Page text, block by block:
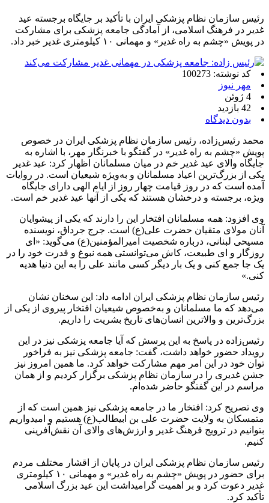
رئیس سازمان نظام پزشکی ایران با تأکید بر جایگاه برجسته عید
غدیر در فرهنگ اسلامی، از آمادگی جامعه پزشکی برای مشارکت
در پویش «چشم به راه غدیر» و مهمانی ۱۰ کیلومتری غدیر خبر داد.
کد نوشته: 100273
مهر نیوز
4 ژوئن
42 بازدید
بدون دیدگاه
محمد رئیس‌زاده، رئیس سازمان نظام پزشکی ایران در خصوص
پویش «چشم به راه غدیر» در گفتگو با خبرنگار مهر، با اشاره به
جایگاه والای عید غدیر خم در میان مسلمانان اظهار کرد: عید غدیر
یکی از بزرگ‌ترین اعیاد مسلمانان و به‌ویژه شیعیان است. در روایات
آمده است که در روز قیامت چهار روز از ایام الهی دارای جایگاه
ویژه، برجسته و درخشان هستند که یکی از آنها عید غدیر خم است.
وی افزود: همه مسلمانان افتخار این را دارند که یکی از پیشوایان
آنان مولای متقیان حضرت علی(ع) است. جرج جرداق، نویسنده
مسیحی لبنانی، درباره شخصیت امیرالمؤمنین(ع) می‌گوید: «ای
روزگار و ای طبیعت، کاش می‌توانستی همه نبوغ و قدرت خود را در
یک جا جمع کنی و یک بار دیگر کسی مانند علی را به این دنیا هدیه
کنی.»
رئیس سازمان نظام پزشکی ایران ادامه داد: این سخنان نشان
می‌دهد که ما مسلمانان و به‌خصوص شیعیان افتخار پیروی از یکی از
بزرگ‌ترین و والاترین انسان‌های تاریخ بشریت را داریم.
رئیس‌زاده در پاسخ به این پرسش که آیا جامعه پزشکی نیز در این
رویداد حضور خواهد داشت، گفت: جامعه پزشکی نیز به فراخور
توان خود در این امر مهم مشارکت خواهد کرد. ما همین امروز نیز
جشن غدیری را در سازمان نظام پزشکی برگزار کردیم و از همان
مراسم در این گفتگو حاضر شده‌ام.
وی تصریح کرد: افتخار ما در جامعه پزشکی نیز همین است که از
متمسکان به ولایت حضرت علی بن ابیطالب(ع) هستیم و امیدواریم
بتوانیم در ترویج فرهنگ غدیر و ارزش‌های والای آن نقش‌آفرینی
کنیم.
رئیس سازمان نظام پزشکی ایران در پایان از اقشار مختلف مردم
برای حضور در پویش «چشم به راه غدیر» و مهمانی ۱۰ کیلومتری
غدیر دعوت کرد و بر اهمیت گرامیداشت این عید بزرگ اسلامی
تأکید کرد.